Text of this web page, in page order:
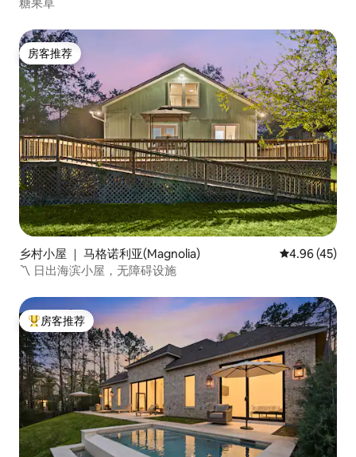
房客推荐
房客推荐
乡村小屋 ｜ 马格诺利亚(Magnolia) 平均评分
4.96 (45)
〽️ 日出海滨小屋，无障碍设施
热门「房客推荐」
房客推荐